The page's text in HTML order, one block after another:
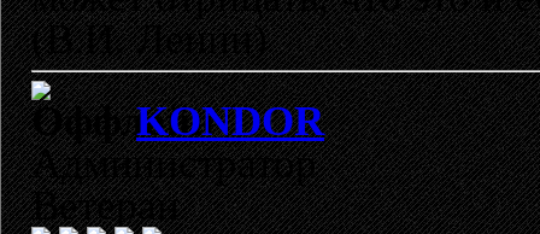
(В.И. Ленин)
KONDOR
Администратор
Ветеран